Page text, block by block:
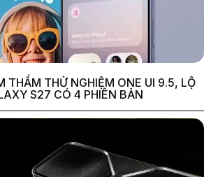
THẦM THỬ NGHIỆM ONE UI 9.5, LỘ
S27 CÓ 4 PHIÊN BẢN